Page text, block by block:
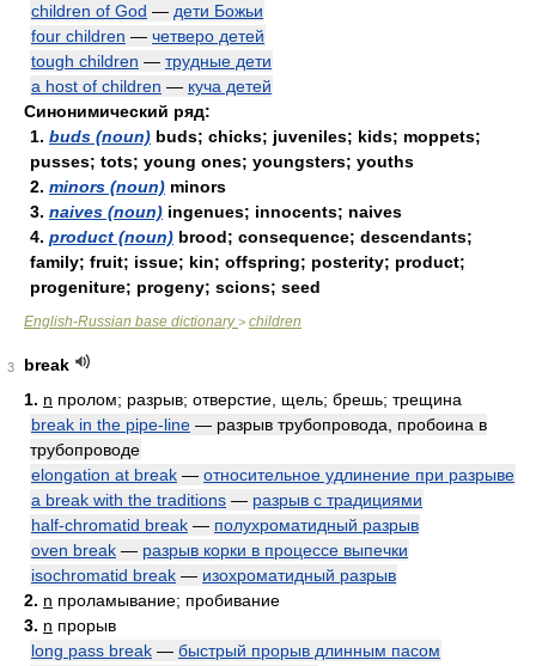
children of God — дети Божьи
four children — четверо детей
tough children — трудные дети
a host of children — куча детей
Синонимический ряд:
1. buds (noun) buds; chicks; juveniles; kids; moppets;
pusses; tots; young ones; youngsters; youths
2. minors (noun) minors
3. naives (noun) ingenues; innocents; naives
4. product (noun) brood; consequence; descendants;
family; fruit; issue; kin; offspring; posterity; product;
progeniture; progeny; scions; seed
English-Russian base dictionary> children
3
break
1. n пролом; разрыв; отверстие, щель; брешь; трещина
break in the pipe-line — разрыв трубопровода, пробоина в
трубопроводе
elongation at break — относительное удлинение при разрыве
a break with the traditions — разрыв с традициями
half-chromatid break — полухроматидный разрыв
oven break — разрыв корки в процессе выпечки
isochromatid break — изохроматидный разрыв
2. n проламывание; пробивание
3. n прорыв
long pass break — быстрый прорыв длинным пасом